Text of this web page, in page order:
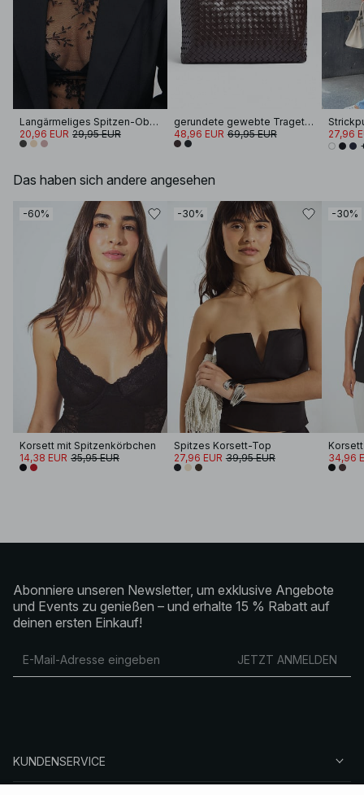
Langärmeliges Spitzen-Oberteil
20,96 EUR 29,95 EUR
gerundete gewebte Tragetasche
48,96 EUR 69,95 EUR
27,96
Das haben sich andere angesehen
-60%
Korsett mit Spitzenkörbchen
14,38 EUR 35,95 EUR
-30%
Spitzes Korsett-Top
27,96 EUR 39,95 EUR
-30%
34,96
Abonniere unseren Newsletter, um exklusive Angebote
und Events zu genießen – und erhalte 15 % Rabatt auf
deinen ersten Einkauf!
JETZT ANMELDEN
KUNDENSERVICE